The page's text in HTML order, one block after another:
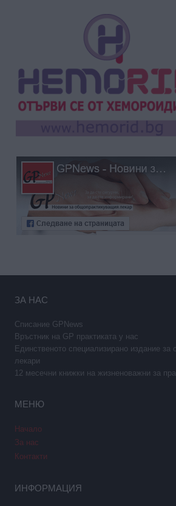
ЗА НАС
Списание GPNews
Връстник на GP практиката у нас
Единственото специализирано издание за
лекари
12 месечни книжки на жизненоважни за
МЕНЮ
Начало
За нас
Контакти
ИНФОРМАЦИЯ